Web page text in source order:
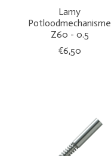
Lamy
Potloodmechanisme
Z60 - 0.5
€6,50